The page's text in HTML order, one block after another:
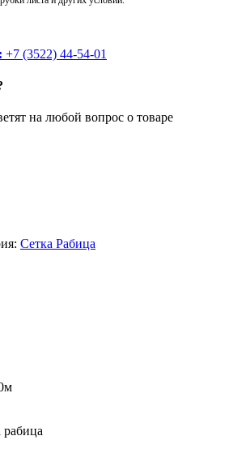
+7 (3522) 44-54-01
на любой вопрос о товаре
Сетка Рабица
рабица